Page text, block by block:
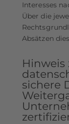
Interesses
Über die
Absätzen
Hinweis
sichere